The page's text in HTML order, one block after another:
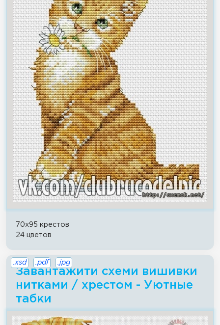
70x95 крестов
24 цветов
Завантажити схеми вишивки
нитками / хрестом - Уютные
табки
.xsd .pdf .jpg